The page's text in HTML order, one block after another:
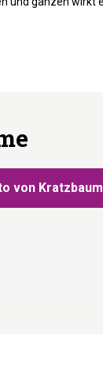
von